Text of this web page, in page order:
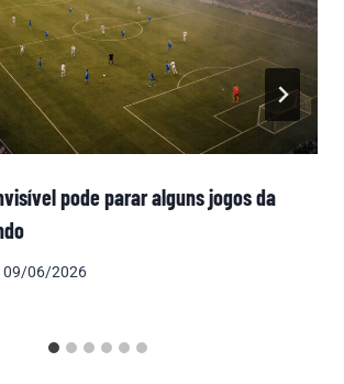
pode parar alguns jogos da
09/06/2026